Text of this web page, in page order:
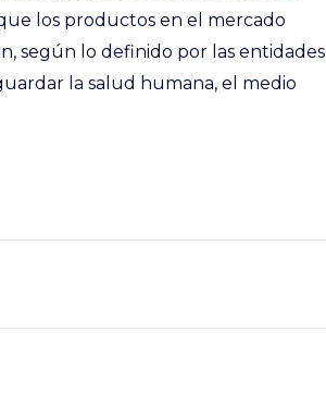
los productos en el mercado
según lo definido por las entidades
la salud humana, el medio